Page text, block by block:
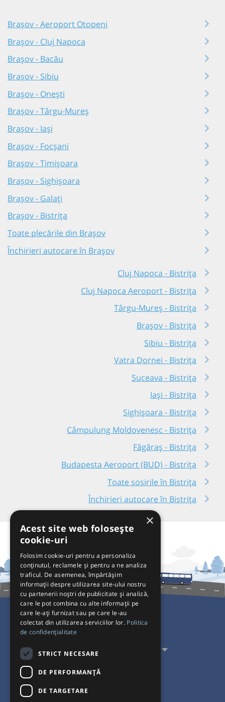
Brașov - Aeroport Otopeni
Brașov - Cluj Napoca
Brașov - Bacău
Brașov - Sibiu
Brașov - Onești
Brașov - Târgu-Mureș
Brașov - Iași
Brașov - Focșani
Brașov - Timișoara
Brașov - Sighișoara
Brașov - Galați
Brașov - Bistrița
Toate plecările din Brașov
Închirieri autocare în Brașov
Cluj Napoca - Bistrița
Cluj Napoca Aeroport - Bistrița
Târgu-Mureș - Bistrița
Brașov - Bistrița
Sibiu - Bistrița
Vatra Dornei - Bistrița
Suceava - Bistrița
Iași - Bistrița
Sighișoara - Bistrița
Câmpulung Moldovenesc - Bistrița
Făgăraș - Bistrița
Budapesta Aeroport (BUD) - Bistrița
Toate sosirile în Bistrița
Închirieri autocare în Bistrița
Pentru Călători
Pentru Transportatori
Interacționăm
Acceptăm plăți cu
×
Acest site web folosește
cookie-uri
Folosim cookie-uri pentru a personaliza
conținutul, reclamele și pentru a ne analiza
traficul. De asemenea, împărtășim
informații despre utilizarea site-ului nostru
cu partenerii noștri de publicitate și analiză,
care le pot combina cu alte informații pe
care le-ați furnizat sau pe care le-au
colectat din utilizarea serviciilor lor. Politica
de confidențialitate
STRICT NECESARE
DE PERFORMANȚĂ
DE TARGETARE